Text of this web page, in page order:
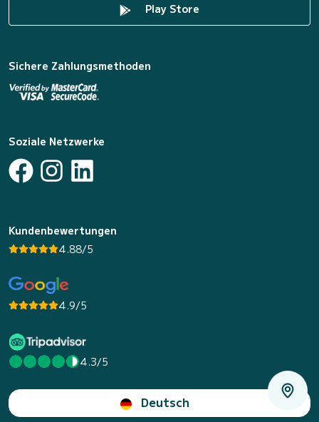
Play Store
Sichere Zahlungsmethoden
Soziale Netzwerke
Kundenbewertungen
4.88/5
4.9/5
4.3/5
Deutsch